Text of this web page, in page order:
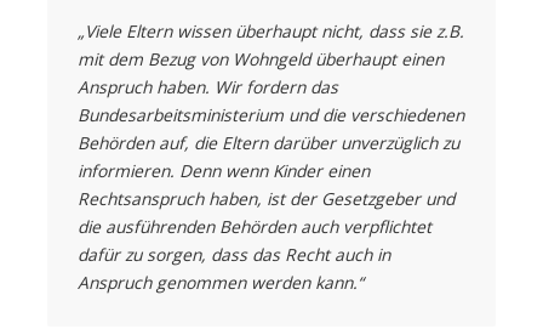
„Viele Eltern wissen überhaupt nicht, dass sie z.B.
mit dem Bezug von Wohngeld überhaupt einen
Anspruch haben. Wir fordern das
Bundesarbeitsministerium und die verschiedenen
Behörden auf, die Eltern darüber unverzüglich zu
informieren. Denn wenn Kinder einen
Rechtsanspruch haben, ist der Gesetzgeber und
die ausführenden Behörden auch verpflichtet
dafür zu sorgen, dass das Recht auch in
Anspruch genommen werden kann.“